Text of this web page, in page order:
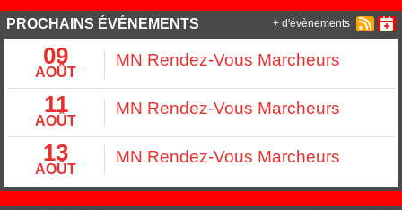
PROCHAINS ÉVÉNEMENTS
09
AOÛT
MN Rendez-Vous Marcheurs
11
AOÛT
MN Rendez-Vous Marcheurs
13
AOÛT
MN Rendez-Vous Marcheurs
+ d'évènements